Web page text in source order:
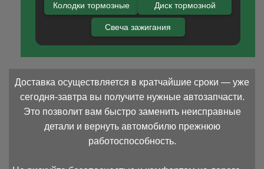
Колодки тормозные Диск тормозной
Свеча зажигания
Доставка осуществляется в кратчайшие сроки — уже
сегодня-завтра вы получите нужные автозапчасти.
Это позволит вам быстро заменить неисправные
детали и вернуть автомобилю прежнюю
работоспособность.